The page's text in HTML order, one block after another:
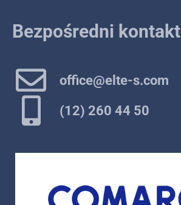
Bezpośredni kontakt
office@elte-s.com
(12) 260 44 50